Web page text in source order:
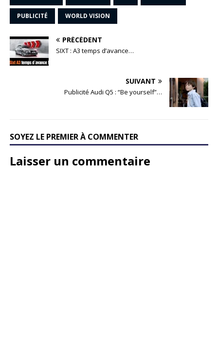
PUBLICITÉ WORLD VISION
PRÉCÉDENT
SIXT : A3 temps d’avance…
SUIVANT
Publicité Audi Q5 : “Be yourself”…
SOYEZ LE PREMIER À COMMENTER
Laisser un commentaire